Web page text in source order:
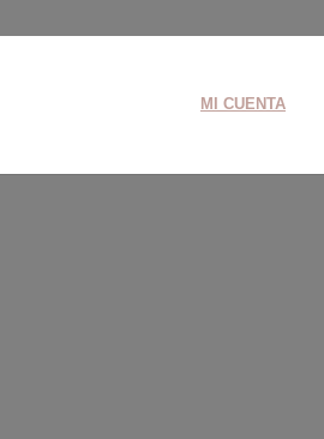
MI CUENTA